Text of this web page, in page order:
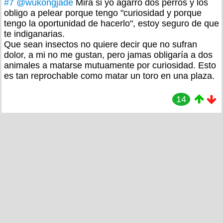
#7 @wukongjade Mira si yo agarro dos perros y los
obligo a pelear porque tengo "curiosidad y porque
tengo la oportunidad de hacerlo", estoy seguro de que
te indiganarias.
Que sean insectos no quiere decir que no sufran
dolor, a mi no me gustan, pero jamas obligaría a dos
animales a matarse mutuamente por curiosidad. Esto
es tan reprochable como matar un toro en una plaza.
14